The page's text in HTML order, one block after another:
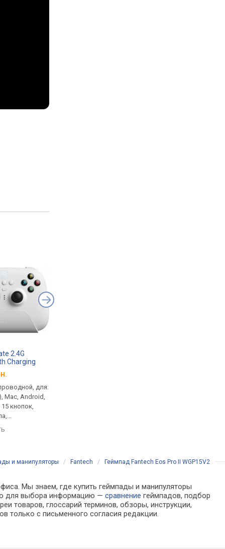
2.4G
Charging
для:
Mac, Android,
кнопок,
мАч, до
и манипуляторы / Fantech / Геймпад Fantech Eos Pro II WGP15V2
Мы знаем, где купить геймпады и манипуляторы
для выбора информацию —сравнение геймпадов, подбор
товаров, глоссарий терминов, обзоры, инструкции,
только с письменного согласия редакции.